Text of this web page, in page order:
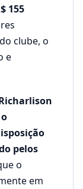
155
clube, o
e
pelos
o
em